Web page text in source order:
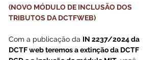
(NOVO MÓDULO DE INCLUSÃO DOS
TRIBUTOS DA DCTFWEB)
Com a publicação da IN 2237/2024 da
DCTF web teremos a extinção da DCTF